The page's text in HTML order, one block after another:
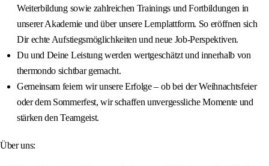
Weiterbildung sowie zahlreichen Trainings und Fortbildungen in
unserer Akademie und über unsere Lernplattform. So eröffnen sich
Dir echte Aufstiegsmöglichkeiten und neue Job-Perspektiven.
Du und Deine Leistung werden wertgeschätzt und innerhalb von
thermondo sichtbar gemacht.
Gemeinsam feiern wir unsere Erfolge – ob bei der Weihnachtsfeier
oder dem Sommerfest, wir schaffen unvergessliche Momente und
stärken den Teamgeist.
Über uns: